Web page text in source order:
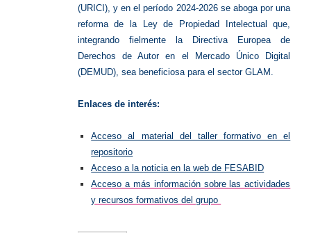
(URICI), y en el período 2024-2026 se aboga por una
reforma de la Ley de Propiedad Intelectual que,
integrando fielmente la Directiva Europea de
Derechos de Autor en el Mercado Único Digital
(DEMUD), sea beneficiosa para el sector GLAM.
Enlaces de interés:
Acceso al material del taller formativo en el
repositorio
Acceso a la noticia en la web de FESABID
Acceso a más información sobre las actividades
y recursos formativos del grupo